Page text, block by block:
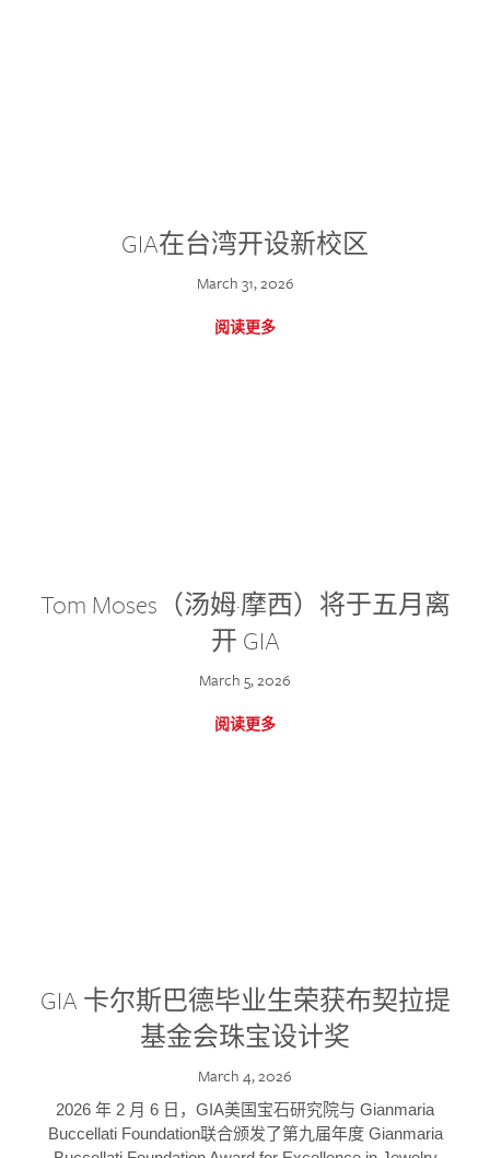
GIA在台湾开设新校区
March 31, 2026
阅读更多
Tom Moses（汤姆·摩西）将于五月离
开 GIA
March 5, 2026
阅读更多
GIA 卡尔斯巴德毕业生荣获布契拉提
基金会珠宝设计奖
March 4, 2026
2026 年 2 月 6 日，GIA美国宝石研究院与 Gianmaria
Buccellati Foundation联合颁发了第九届年度 Gianmaria